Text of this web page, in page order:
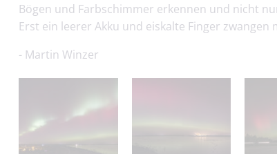
Bögen und Farbschimmer erkennen und nicht
Erst ein leerer Akku und eiskalte Finger
- Martin Winzer